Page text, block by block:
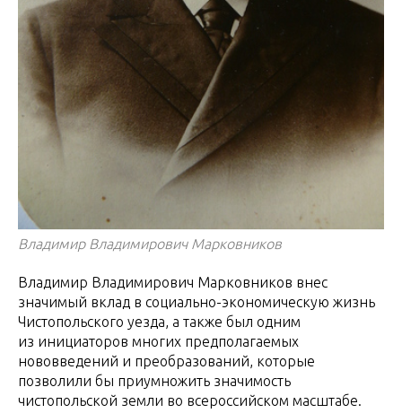
Владимир Владимирович Марковников
Владимир Владимирович Марковников внес
значимый вклад в социально-экономическую жизнь
Чистопольского уезда, а также был одним
из инициаторов многих предполагаемых
нововведений и преобразований, которые
позволили бы приумножить значимость
чистопольской земли во всероссийском масштабе.